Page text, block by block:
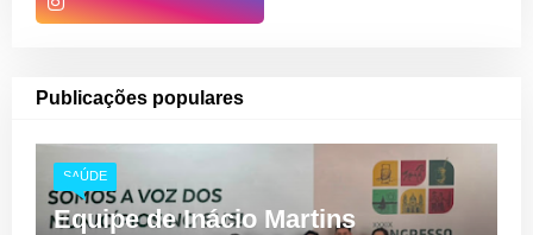
Publicações populares
SAÚDE
Equipe de Inácio Martins